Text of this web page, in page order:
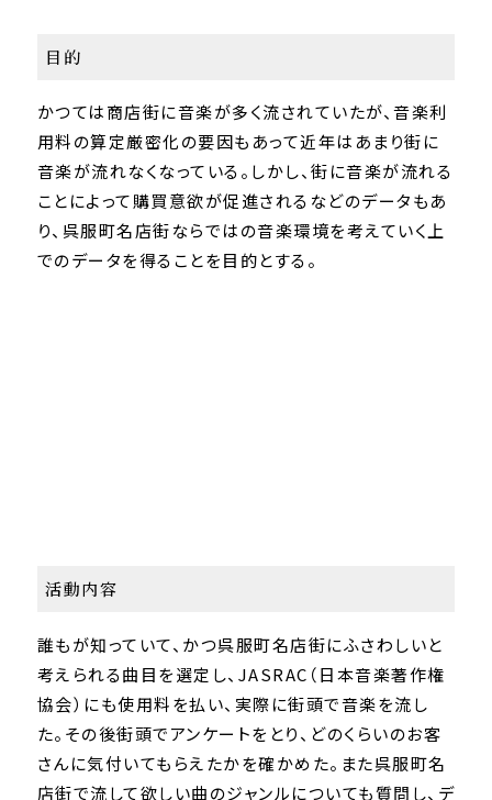
目的
かつては商店街に音楽が多く流されていたが、音楽利
用料の算定厳密化の要因もあって近年はあまり街に
音楽が流れなくなっている。しかし、街に音楽が流れる
ことによって購買意欲が促進されるなどのデータもあ
り、呉服町名店街ならではの音楽環境を考えていく上
でのデータを得ることを目的とする。
活動内容
誰もが知っていて、かつ呉服町名店街にふさわしいと
考えられる曲目を選定し、JASRAC（日本音楽著作権
協会）にも使用料を払い、実際に街頭で音楽を流し
た。その後街頭でアンケートをとり、どのくらいのお客
さんに気付いてもらえたかを確かめた。また呉服町名
店街で流して欲しい曲のジャンルについても質問し、デ